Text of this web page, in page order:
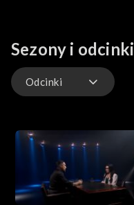
Sezony i odcinki
Odcinki